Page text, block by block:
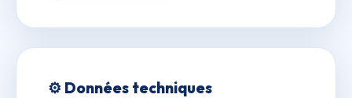
⚙️ Données techniques